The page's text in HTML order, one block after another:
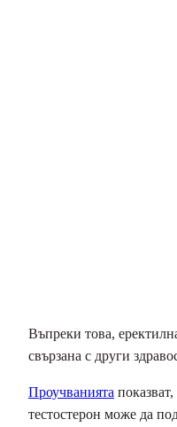
Въпреки това,
свързана с други
Проучванията
тестостерон може да